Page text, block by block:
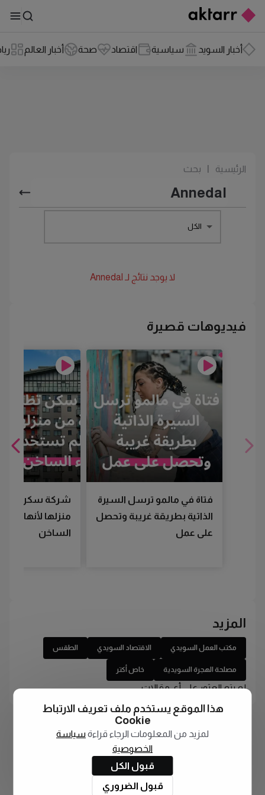
أخبار السويد سياسية اقتصاد صحة أخبار العالم
الرئيسية بحث
الكل
لا يوجد نتائج لـ Annedal
فيديوهات قصيرة
فتاة في مالمو ترسل السيرة
الذاتية بطريقة غريبة وتحصل
على عمل
شركة سكن
منزلها لأنها لم
الساخن
المزيد
مكتب العمل السويدي الاقتصاد السويدي الطقس
مصلحة الهجرة السويدية خاص أكتر
لم يتم العثور على أي مقالات
هذا الموقع يستخدم ملف تعريف الارتباط
Cookie
لمزيد من المعلومات الرجاء قراءة سياسة
الخصوصية
قبول الكل
قبول الضروري